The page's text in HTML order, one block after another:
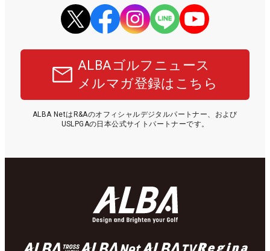
ALBAゴルフニュース
メルマガ登録はこちら
ALBA NetはR&Aのオフィシャルデジタルパートナー、および
USLPGAの日本公式サイトパートナーです。